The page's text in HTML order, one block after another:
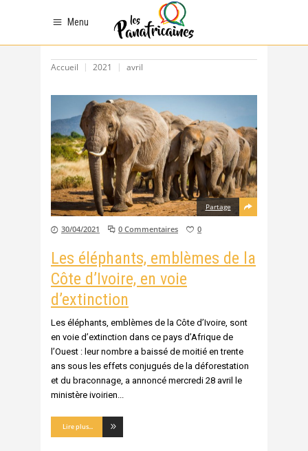
Menu
Accueil 2021 avril
Partage
30/04/2021 0 Commentaires 0
Les éléphants, emblèmes de la
Côte d’Ivoire, en voie
d’extinction
Les éléphants, emblèmes de la Côte d’Ivoire, sont
en voie d’extinction dans ce pays d’Afrique de
l’Ouest : leur nombre a baissé de moitié en trente
ans sous les effets conjugués de la déforestation
et du braconnage, a annoncé mercredi 28 avril le
ministère ivoirien
Lire plus...